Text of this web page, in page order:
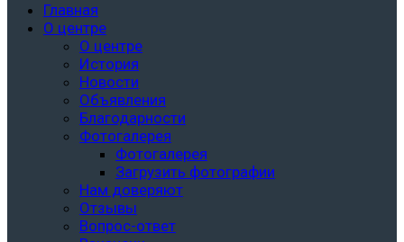
Главная
О центре
О центре
История
Новости
Объявления
Благодарности
Фотогалерея
Фотогалерея
Загрузить фотографии
Нам доверяют
Отзывы
Вопрос-ответ